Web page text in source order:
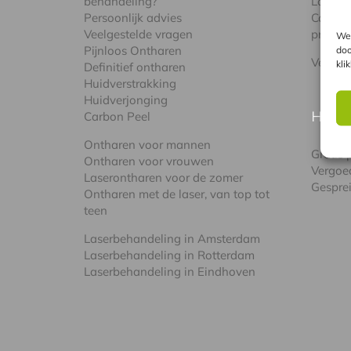
Persoonlijk advies
Veelgestelde vragen
Pijnloos Ontharen
Definitief ontharen
Huidverstrakking
Huidverjonging
Carbon Peel
Ontharen voor mannen
Ontharen voor vrouwen
Laserontharen voor de zomer
Ontharen met de laser, van top tot
teen
Laserbehandeling in Amsterdam
Laserbehandeling in Rotterdam
Laserbehandeling in Eindhoven
pro
Gratis